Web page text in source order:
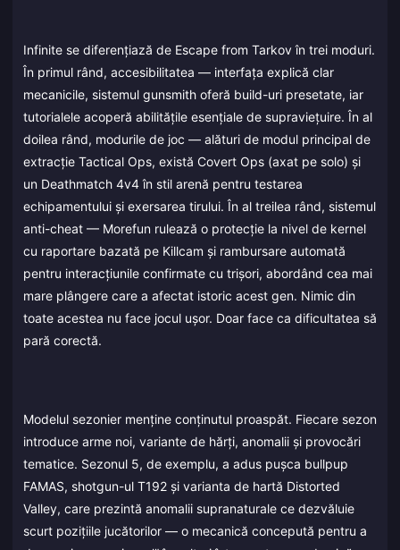
Infinite se diferențiază de Escape from Tarkov în trei moduri.
În primul rând, accesibilitatea — interfața explică clar
mecanicile, sistemul gunsmith oferă build-uri presetate, iar
tutorialele acoperă abilitățile esențiale de supraviețuire. În al
doilea rând, modurile de joc — alături de modul principal de
extracție Tactical Ops, există Covert Ops (axat pe solo) și
un Deathmatch 4v4 în stil arenă pentru testarea
echipamentului și exersarea tirului. În al treilea rând, sistemul
anti-cheat — Morefun rulează o protecție la nivel de kernel
cu raportare bazată pe Killcam și rambursare automată
pentru interacțiunile confirmate cu trișori, abordând cea mai
mare plângere care a afectat istoric acest gen. Nimic din
toate acestea nu face jocul ușor. Doar face ca dificultatea să
pară corectă.
Modelul sezonier menține conținutul proaspăt. Fiecare sezon
introduce arme noi, variante de hărți, anomalii și provocări
tematice. Sezonul 5, de exemplu, a adus pușca bullpup
FAMAS, shotgun-ul T192 și varianta de hartă Distorted
Valley, care prezintă anomalii supranaturale ce dezvăluie
scurt pozițiile jucătorilor — o mecanică concepută pentru a